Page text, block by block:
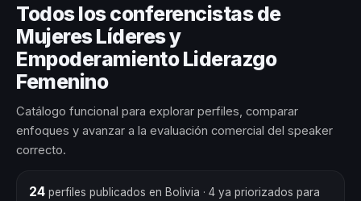
Todos los conferencistas de
Mujeres Líderes y
Empoderamiento Liderazgo
Femenino
Catálogo funcional para explorar perfiles, comparar
enfoques y avanzar a la evaluación comercial del speaker
correcto.
24perfiles publicados en Bolivia · 4 ya priorizados para